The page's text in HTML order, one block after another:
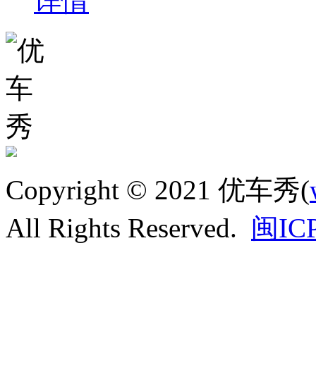
Copyright © 2021 优车秀(
All Rights Reserved. 闽